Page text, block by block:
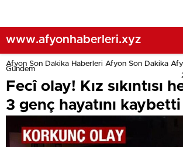
www.afyonhaberleri.xyz
Afyon Son Dakika Haberleri Afyon Son Dakika
Gündem
Fecî olay! Kız sıkıntısı
3 genç hayatını kaybetti